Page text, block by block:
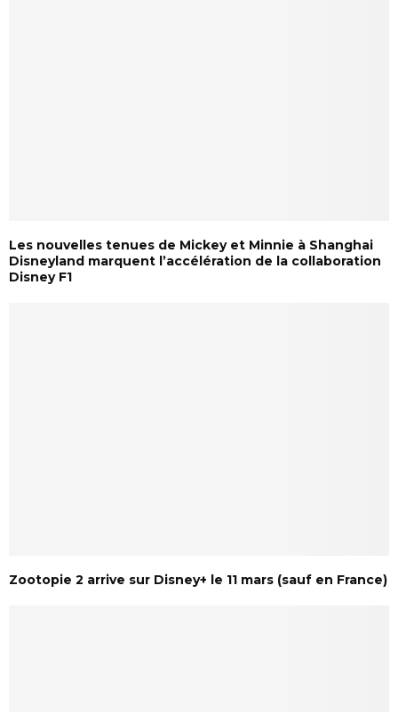
Les nouvelles tenues de Mickey et Minnie à Shanghai
Disneyland marquent l’accélération de la collaboration
Disney F1
Zootopie 2 arrive sur Disney+ le 11 mars (sauf en France)